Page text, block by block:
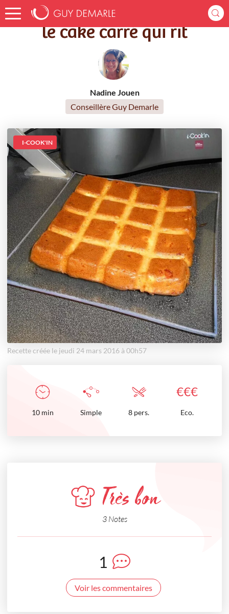
Accueil Recettes le cake carré qui rit
le cake carré qui rit
Nadine Jouen
Conseillère Guy Demarle
I-COOK'IN
Recette créée le jeudi 24 mars 2016 à 00h57
€€€
10 min Simple 8 pers. Eco.
Très bon
3 Notes
1
Voir les commentaires